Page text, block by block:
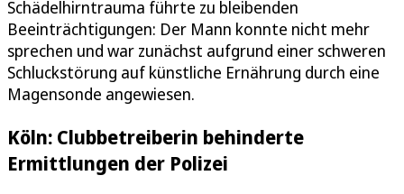
Schädelhirntrauma führte zu bleibenden
Beeinträchtigungen: Der Mann konnte nicht mehr
sprechen und war zunächst aufgrund einer schweren
Schluckstörung auf künstliche Ernährung durch eine
Magensonde angewiesen.
Köln: Clubbetreiberin behinderte
Ermittlungen der Polizei